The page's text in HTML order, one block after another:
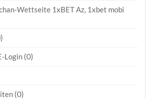
Wettseite 1xBET Az, 1xbet mobi
Login (0)
(0)